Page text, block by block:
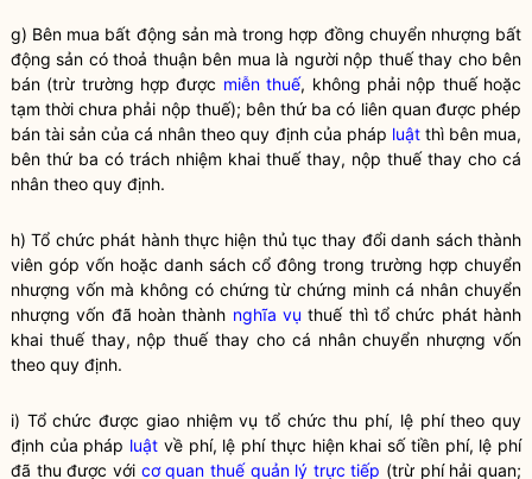
g) Bên mua bất động sản mà trong hợp đồng chuyển nhượng bất
động sản có thoả thuận bên mua là người nộp thuế thay cho bên
bán (trừ trường hợp được miễn thuế, không phải nộp thuế hoặc
tạm thời chưa phải nộp thuế); bên thứ ba có liên quan được phép
bán tài sản của cá nhân theo quy định của pháp luậtthì bên mua,
bên thứ ba có trách nhiệm khai thuế thay, nộp thuế thay cho cá
nhân theo quy định.
h) Tổ chức phát hành thực hiện thủ tục thay đổi danh sách thành
viên góp vốn hoặc danh sách cổ đông trong trường hợp chuyển
nhượng vốn mà không có chứng từ chứng minh cá nhân chuyển
nhượng vốn đã hoàn thành nghĩa vụ thuế thì tổ chức phát hành
khai thuế thay, nộp thuế thay cho cá nhân chuyển nhượng vốn
theo quy định.
i) Tổ chức được giao nhiệm vụ tổ chức thu phí, lệ phí theo quy
định của pháp luật về phí, lệ phí thực hiện khai số tiền phí, lệ phí
đã thu được với cơ quan thuế quản lý trực tiếp (trừ phí hải quan;